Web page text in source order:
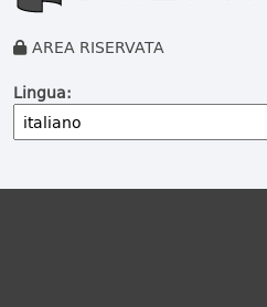
AREA RISERVATA
Lingua